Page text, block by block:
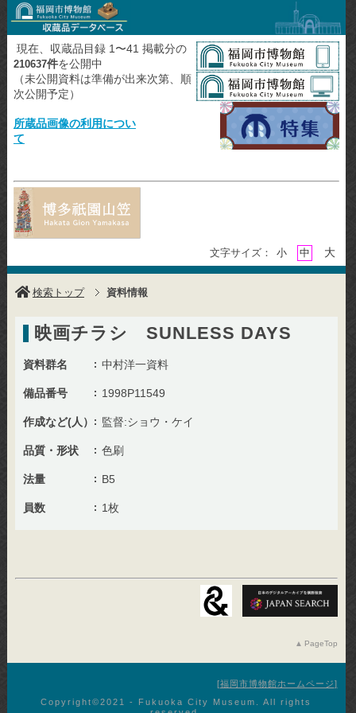
現在、収蔵品目録 1〜41 掲載分の
210637件を公開中
（未公開資料は準備が出来次第、順
次公開予定）
所蔵品画像の利用につい
て
文字サイズ： 小 中 大
検索トップ 資料情報
映画チラシ SUNLESS DAYS
資料群名 中村洋一資料
備品番号 1998P11549
作成など(人） 監督:ショウ・ケイ
品質・形状 色刷
法量 B5
員数 1枚
PageTop
福岡市博物館ホームページ
Copyright©︎2021 - Fukuoka City Museum. All rights